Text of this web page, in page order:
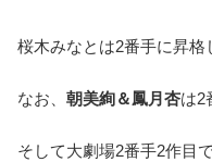
桜木みなとは2番手に昇格
なお、 朝美絢＆鳳月杏は2
そして大劇場2番手2作目